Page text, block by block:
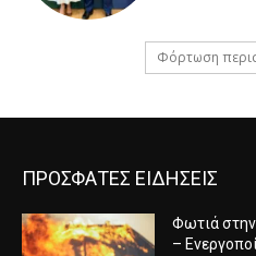
Φόρτωση
ΠΡΟΣΦΑΤΕΣ ΕΙΔΗΣΕΙΣ
Φωτιά
–